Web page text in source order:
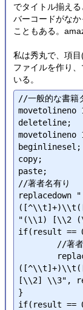
でタイトル揃え
バーコードがな
こともある。
私は秀丸で、項
ファイルを作り
いる。
//一般的な書籍
movetolineno
deleteline;
movetolineno
beginlinesel;
copy;
paste;
//著者名有り
replacedown "
"(\\1) [\\2
if(result ==
[\\2] \\3",
}
if(result ==